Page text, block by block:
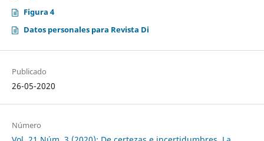
Figura 4
Datos personales para Revista Di
Publicado
26-05-2020
Número